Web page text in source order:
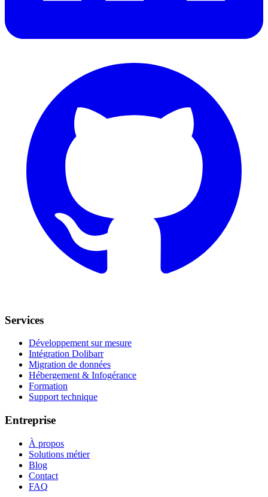
Services
Développement sur mesure
Intégration Dolibarr
Migration de données
Hébergement & Infogérance
Formation
Support technique
Entreprise
À propos
Solutions métier
Blog
Contact
FAQ